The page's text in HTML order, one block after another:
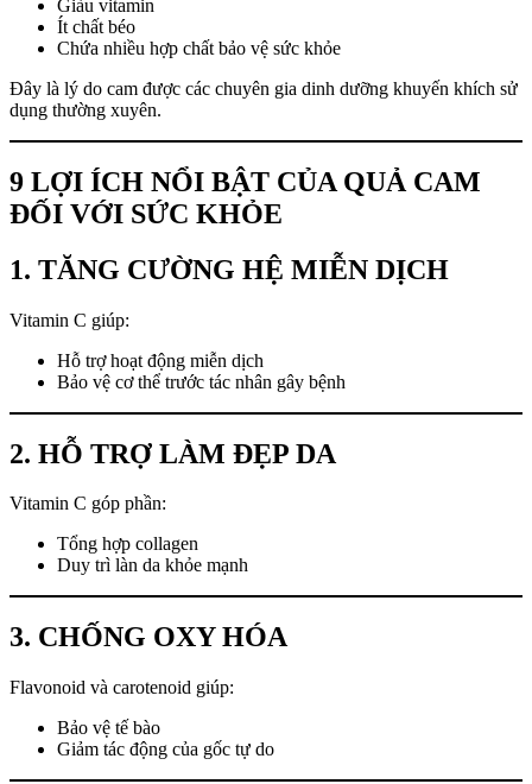
Giàu vitamin
Ít chất béo
Chứa nhiều hợp chất bảo vệ sức khỏe
Đây là lý do cam được các chuyên gia dinh dưỡng khuyến khích sử
dụng thường xuyên.
9 LỢI ÍCH NỔI BẬT CỦA QUẢ CAM
ĐỐI VỚI SỨC KHỎE
1. TĂNG CƯỜNG HỆ MIỄN DỊCH
Vitamin C giúp:
Hỗ trợ hoạt động miễn dịch
Bảo vệ cơ thể trước tác nhân gây bệnh
2. HỖ TRỢ LÀM ĐẸP DA
Vitamin C góp phần:
Tổng hợp collagen
Duy trì làn da khỏe mạnh
3. CHỐNG OXY HÓA
Flavonoid và carotenoid giúp:
Bảo vệ tế bào
Giảm tác động của gốc tự do